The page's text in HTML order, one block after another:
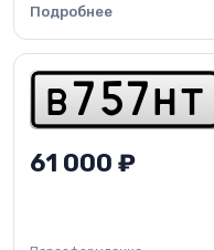
Подробнее
b 7 5 7 h t
61 000 ₽